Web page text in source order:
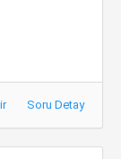
Soru Detay